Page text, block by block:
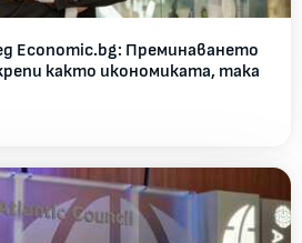
Economic.bg: Преминаването
както икономиката, така